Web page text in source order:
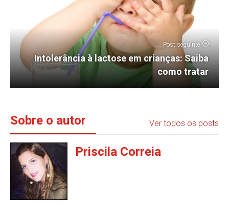
Post seguinte
Intolerância à lactose em crianças: Saiba
como tratar
Sobre o autor Ver todos os posts
Priscila Correia